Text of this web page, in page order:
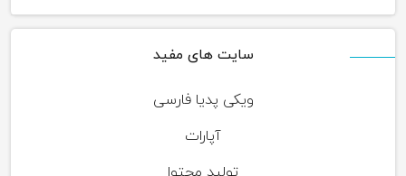
سایت های مفید
ویکی پدیا فارسی
آپارات